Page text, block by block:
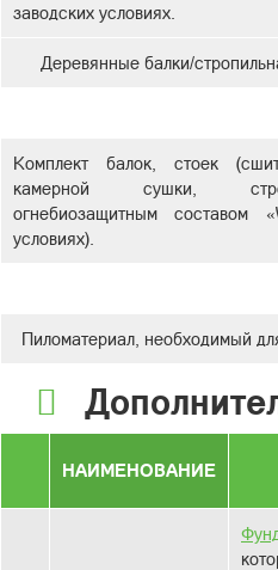
заводских условиях.
Деревянные балки/
Комплект балок, стоек
камерной сушки,
огнебиозащитным составом
условиях).
Пиломатериал, необходимый
НАИМЕНОВАНИЕ